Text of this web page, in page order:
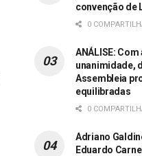
convenção de
0
ANÁLISE:
unanimidade,
Assembleia
equilibradas
0
Adriano
Eduardo